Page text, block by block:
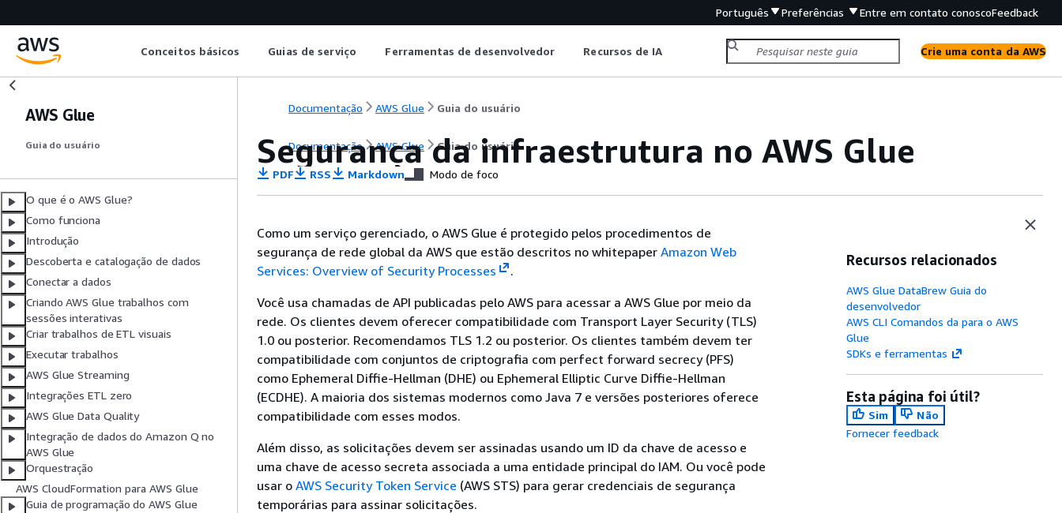
Português Preferências Entre em contato conoscoFeedback
Conceitos básicos Guias de serviço Ferramentas de desenvolvedor Recursos de IA Crie uma conta da AWS
AWS Glue
Guia do usuário
O que é o AWS Glue?
Como funciona
Introdução
Descoberta e catalogação de dados
Conectar a dados
Criando AWS Glue trabalhos com
sessões interativas
Criar trabalhos de ETL visuais
Executar trabalhos
AWS Glue Streaming
Integrações ETL zero
AWS Glue Data Quality
Integração de dados do Amazon Q no
AWS Glue
Orquestração
AWS CloudFormation para AWS Glue
Guia de programação do AWS Glue
Documentação AWS Glue Guia do usuário
Documentação AWS Glue Guia do usuário
Segurança da infraestrutura no AWS Glue
PDF RSS Markdown Modo de foco
Como um serviço gerenciado, o AWS Glue é protegido pelos procedimentos de
segurança de rede global da AWS que estão descritos no whitepaper Amazon Web
Services: Overview of Security Processes
.
Você usa chamadas de API publicadas pelo AWS para acessar a AWS Glue por meio da
rede. Os clientes devem oferecer compatibilidade com Transport Layer Security (TLS)
1.0 ou posterior. Recomendamos TLS 1.2 ou posterior. Os clientes também devem ter
compatibilidade com conjuntos de criptografia com perfect forward secrecy (PFS)
como Ephemeral Diffie-Hellman (DHE) ou Ephemeral Elliptic Curve Diffie-Hellman
(ECDHE). A maioria dos sistemas modernos como Java 7 e versões posteriores oferece
compatibilidade com esses modos.
Além disso, as solicitações devem ser assinadas usando um ID da chave de acesso e
uma chave de acesso secreta associada a uma entidade principal do IAM. Ou você pode
usar o AWS Security Token Service (AWS STS) para gerar credenciais de segurança
temporárias para assinar solicitações.
Recursos relacionados
AWS Glue DataBrew Guia do
desenvolvedor
AWS CLI Comandos da para o AWS
Glue
SDKs e ferramentas
Esta página foi útil?
Sim
Não
Fornecer feedback